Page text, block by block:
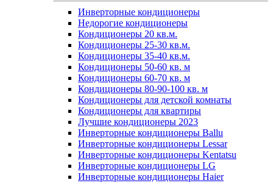
Инверторные кондиционеры
Недорогие кондиционеры
Кондиционеры 20 кв.м.
Кондиционеры 25-30 кв.м.
Кондиционеры 35-40 кв.м.
Кондиционеры 50-60 кв. м
Кондиционеры 60-70 кв. м
Кондиционеры 80-90-100 кв. м
Кондиционеры для детской комнаты
Кондиционеры для квартиры
Лучшие кондиционеры 2023
Инверторные кондиционеры Ballu
Инверторные кондиционеры Lessar
Инверторные кондиционеры Kentatsu
Инверторные кондиционеры LG
Инверторные кондиционеры Haier